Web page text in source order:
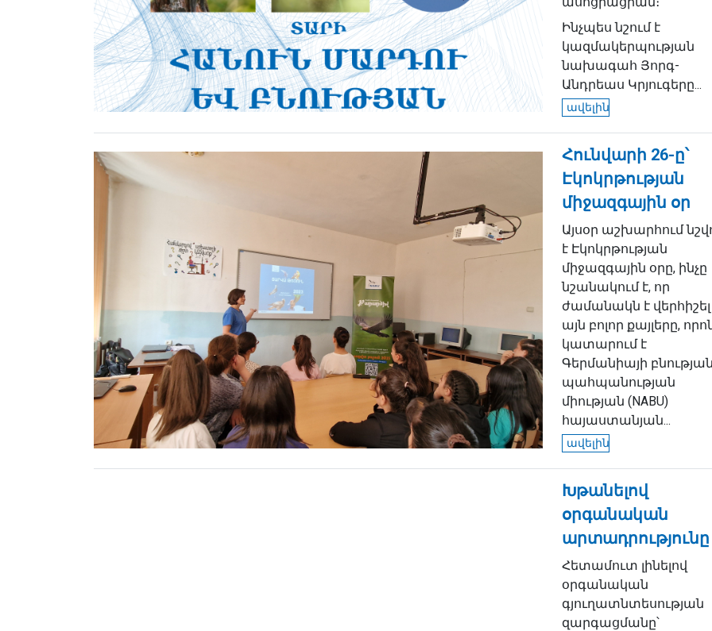
Ինչպես նշում է
կազմակերպության
նախագահ Յորգ-
Անդրեաս Կրյուգերը...
ավելին
Հունվարի 26-ը՝
Էկոկրթության
միջազգային օր
Այսօր աշխարհում
է Էկոկրթության
միջազգային օրը, ինչը
նշանակում է, որ
ժամանակն է վերհիշել
այն բոլոր քայլերը,
կատարում է
Գերմանիայի բնության
պահպանության
միության (NABU)
հայաստանյան...
ավելին
Խթանելով
օրգանական
արտադրությունը
Հետամուտ լինելով
օրգանական
գյուղատնտեսության
զարգացմանը՝